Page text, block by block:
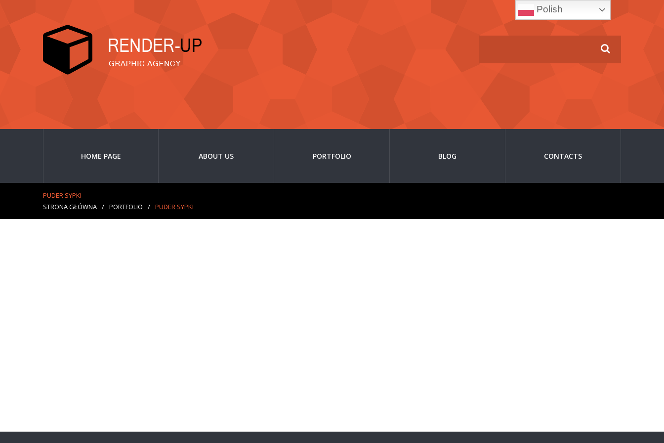
HOME PAGE ABOUT US PORTFOLIO BLOG CONTACTS
PUDER SYPKI
STRONA GŁÓWNA / PORTFOLIO / PUDER SYPKI
Polish